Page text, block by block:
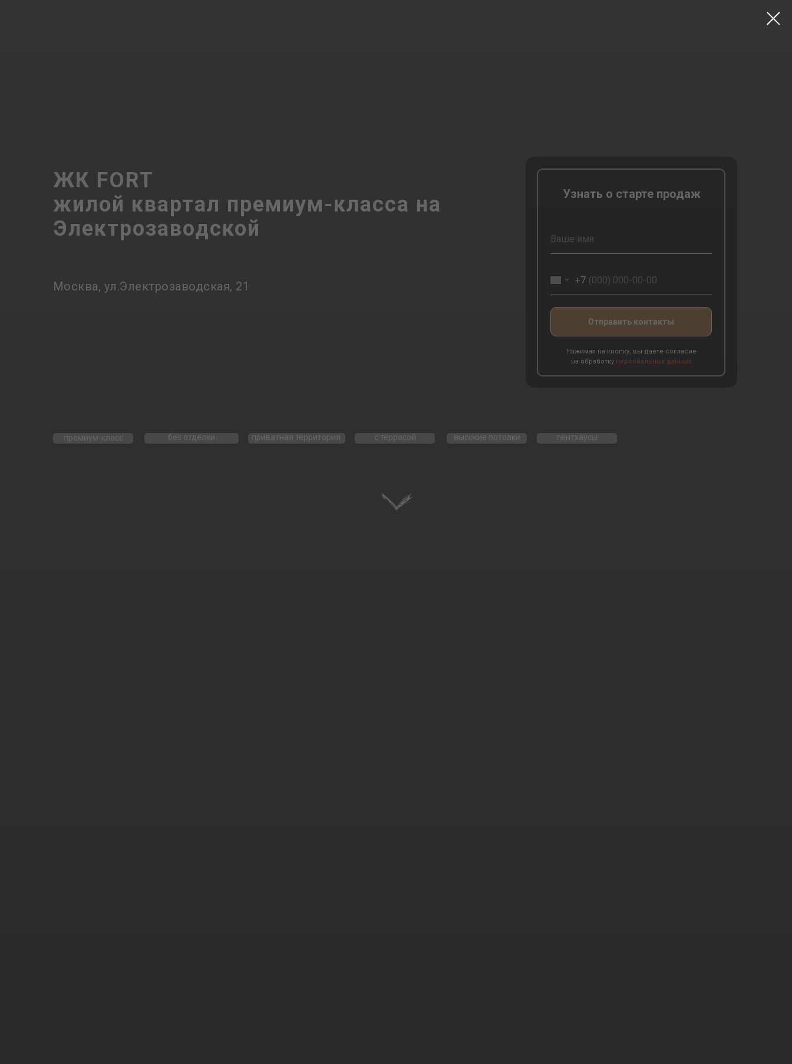
ЖК FORT
жилой квартал премиум-класса на
Электрозаводской
Москва, ул.Электрозаводская, 21
премиум-класс без отделки приватная территория с террасой высокие потолки пентхаусы
Узнать о старте продаж
Ваше имя
+7
Отправить контакты
Нажимая на кнопку, вы даёте согласие
на обработку персональных данных